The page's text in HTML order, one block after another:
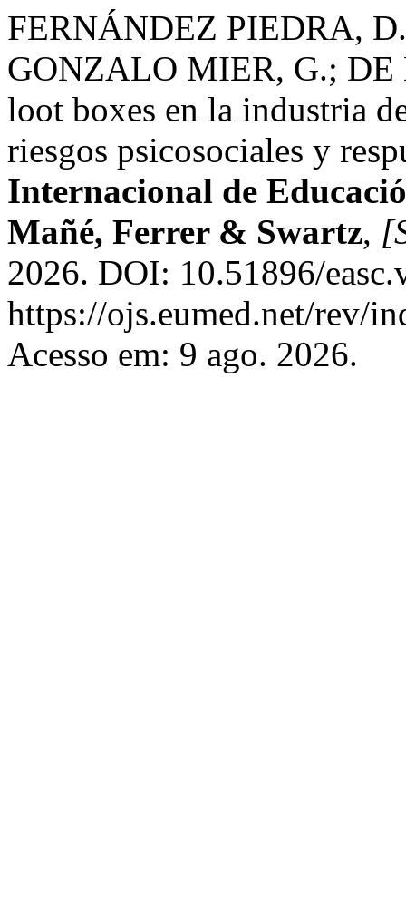
FERNÁNDEZ PIEDRA,
GONZALO MIER, G.;
loot boxes en la industria
riesgos psicosociales y
Internacional de
Mañé, Ferrer & Swartz,
2026. DOI: 10.51896/
https://ojs.eumed.net/rev/
Acesso em: 9 ago. 2026.